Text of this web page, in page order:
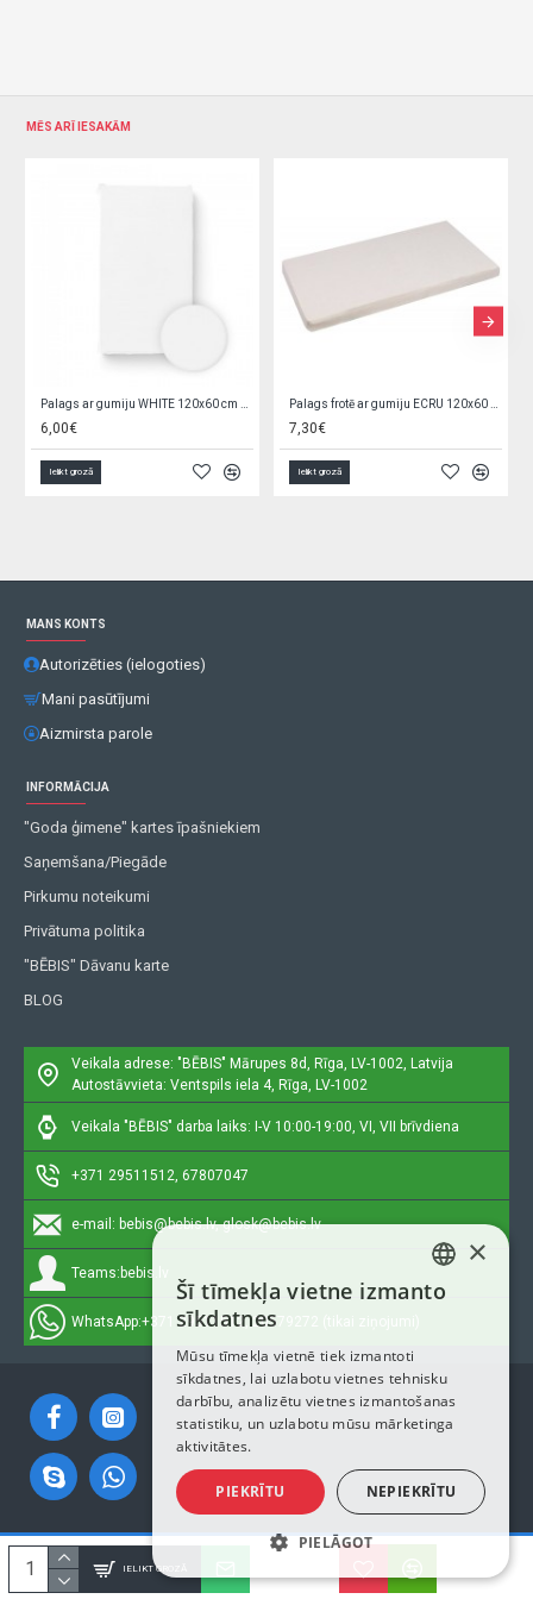
IELIKT GROZĀ
MĒS ARĪ IESAKĀM
Palags ar gumiju WHITE 120x60 cm BL050 Palags frotē ar gumiju ECRU 120x60 cm (612)
MANS KONTS
Autorizēties (ielogoties)
Mani pasūtījumi
Aizmirsta parole
INFORMĀCIJA
"Goda ģimene" kartes īpašniekiem
Saņemšana/Piegāde
Pirkumu noteikumi
Privātuma politika
"BĒBIS" Dāvanu karte
BLOG
Veikala adrese: "BĒBIS" Mārupes 8d, Rīga, LV-1002, Latvija
Autostāvvieta: Ventspils iela 4, Rīga, LV-1002
Veikala "BĒBIS" darba laiks: I-V 10:00-19:00, VI, VII brīvdiena
+371 29511512, 67807047
e-mail: bebis@bebis.lv, glosk@bebis.lv
Teams: bebis.lv
WhatsApp:+371 29511512, 20579272 (tikai ziņojumi)
Autortiesības © 2023, Bebis.lv, Visas tiesības aizsargātas
LATVIAN
ENGLISH
×
Šī tīmekļa vietne izmanto
sīkdatnes
Mūsu tīmekļa vietnē tiek izmantoti
sīkdatnes, lai uzlabotu vietnes tehnisku
darbību, analizētu vietnes izmantošanas
statistiku, un uzlabotu mūsu mārketinga
aktivitātes.
PIEKRĪTU NEPIEKRĪTU
PIELĀGOT